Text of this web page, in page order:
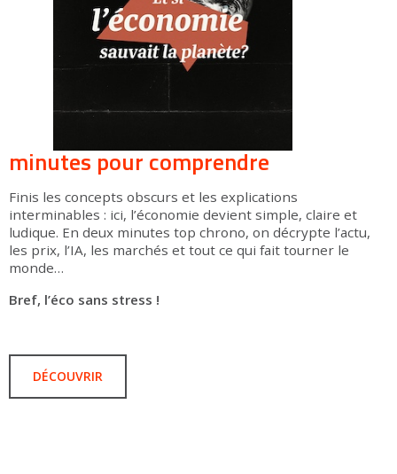
minutes pour comprendre
Finis les concepts obscurs et les explications
interminables : ici, l’économie devient simple, claire et
ludique. En deux minutes top chrono, on décrypte l’actu,
les prix, l’IA, les marchés et tout ce qui fait tourner le
monde…
Bref, l’éco sans stress !
DÉCOUVRIR